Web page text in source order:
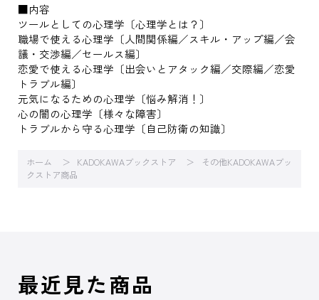
■内容
ツールとしての心理学〔心理学とは？〕
職場で使える心理学〔人間関係編／スキル・アップ編／会
議・交渉編／セールス編〕
恋愛で使える心理学〔出会いとアタック編／交際編／恋愛
トラブル編〕
元気になるための心理学〔悩み解消！〕
心の闇の心理学〔様々な障害〕
トラブルから守る心理学〔自己防衛の知識〕
ホーム KADOKAWAブックストア
その他KADOKAWAブッ
クストア商品
最近見た商品